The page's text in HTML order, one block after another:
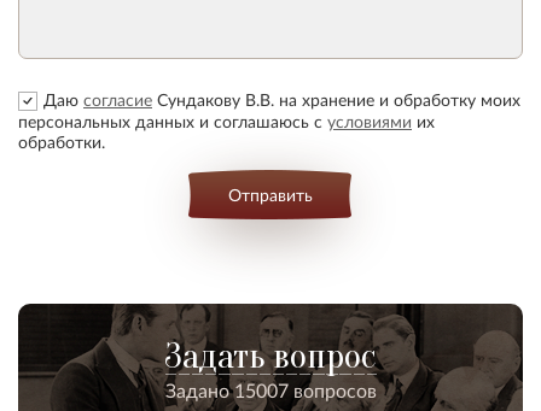
Даю согласие Сундакову В.В. на хранение и обработку моих
персональных данных и соглашаюсь с условиями их
обработки.
Отправить
Задать вопрос
Задано 15007 вопросов